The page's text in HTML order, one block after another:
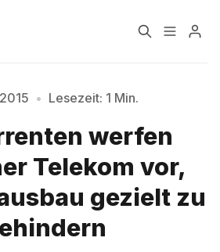
mindestens 3 Zeichen ein
• Lesezeit: 1 Min.
werfen
Telekom vor,
gezielt zu